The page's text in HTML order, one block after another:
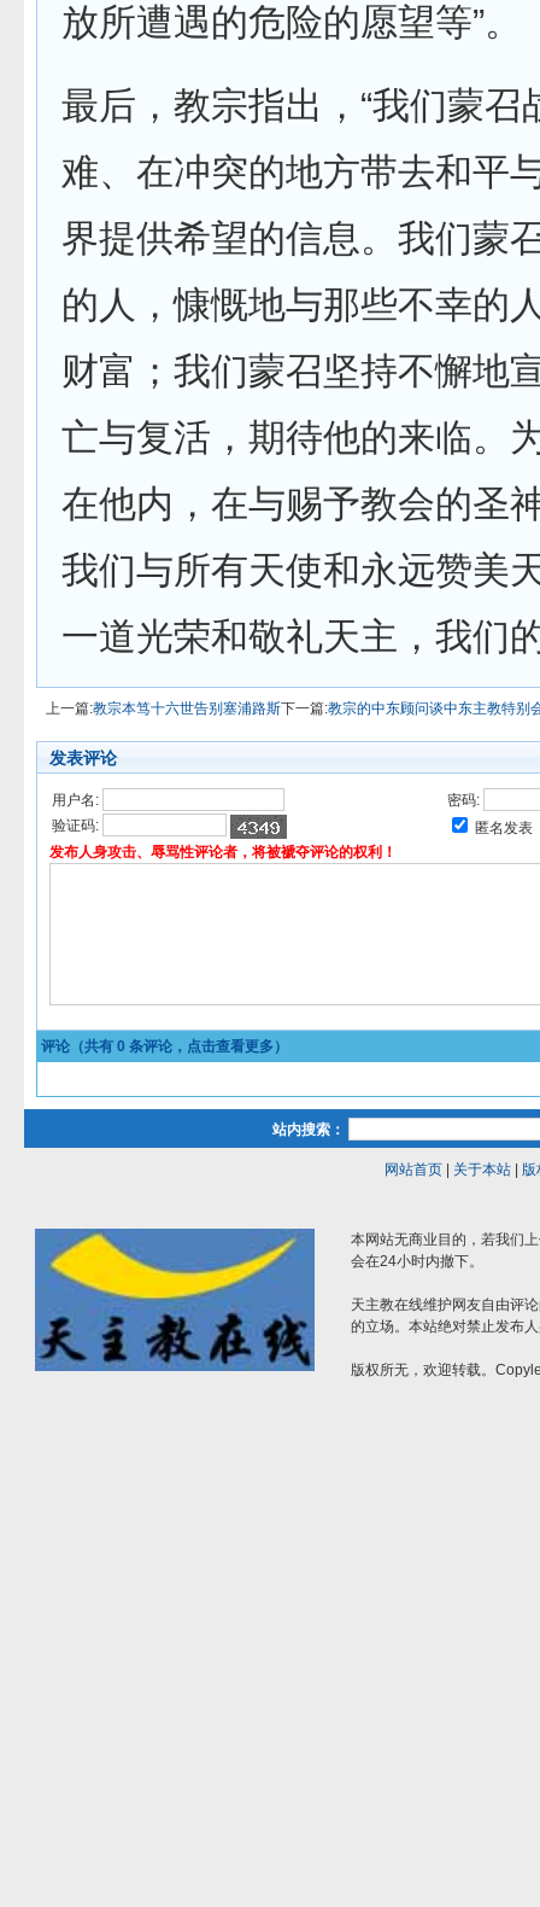
放所遭遇的危险的愿望等”。
最后，教宗指出，“我们蒙召
难、在冲突的地方带去和平
界提供希望的信息。我们蒙
的人，慷慨地与那些不幸的
财富；我们蒙召坚持不懈地
亡与复活，期待他的来临。
在他内，在与赐予教会的圣
我们与所有天使和永远赞美
一道光荣和敬礼天主，我们
上一篇:教宗本笃十六世告别塞浦路斯下一篇:教宗的中东顾问谈中东主教特别
发表评论
用户名:
密码:
验证码:
匿名发表
发布人身攻击、辱骂性评论者，将被褫夺评论的权利！
评论（共有 0 条评论，点击查看更多）
站内搜索：
网站首页| 关于本站| 版
本网站无商业目的，若我们
会在24小时内撤下。
天主教在线维护网友自由评
的立场。本站绝对禁止发布
版权所无，欢迎转载。